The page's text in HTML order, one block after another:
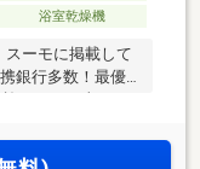
浴室乾燥機
ーモに掲載して
銀行多数！最優
宅ローンアドバ